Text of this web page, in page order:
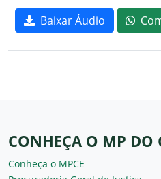
Baixar Áudio
CONHEÇA O MP DO
Conheça o MPCE